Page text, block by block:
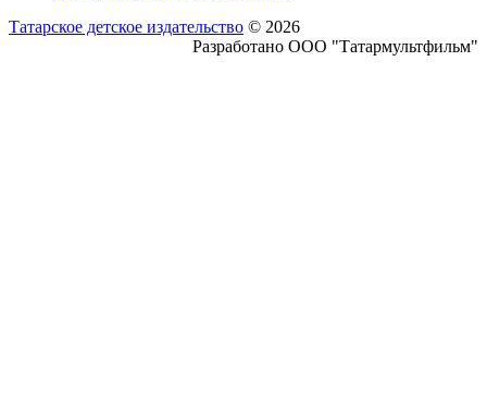
Татарское детское издательство © 2026
Разработано ООО "Татармультфильм"